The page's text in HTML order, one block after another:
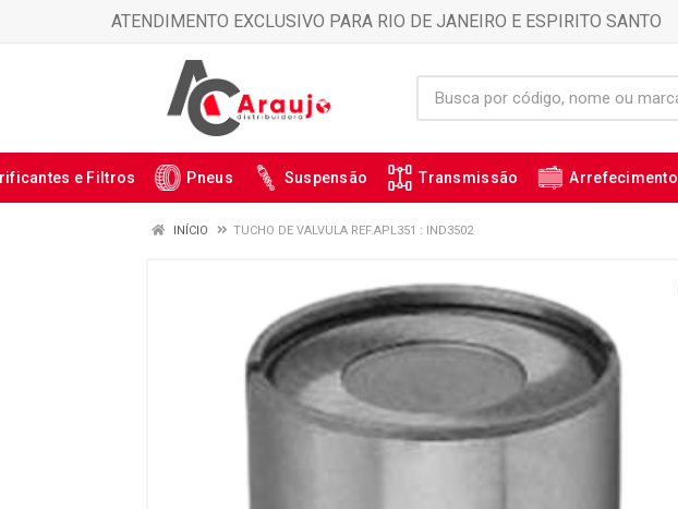
ATENDIMENTO EXCLUSIVO PARA RIO DE JANEIRO E ESPIRITO SANTO
e Filtros Pneus Suspensão Transmissão Arrefecimento
INÍCIO TUCHO DE VALVULA REF.APL351 : IND3502